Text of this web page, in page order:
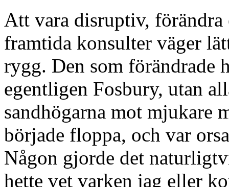
Att vara disruptiv,
framtida konsulter väger
rygg. Den som förändrade
egentligen Fosbury, utan
sandhögarna mot mjukare
började floppa, och var
Någon gjorde det
hette vet varken jag eller